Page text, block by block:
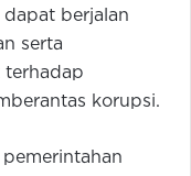
dapat berjalan
serta
terhadap
korupsi.